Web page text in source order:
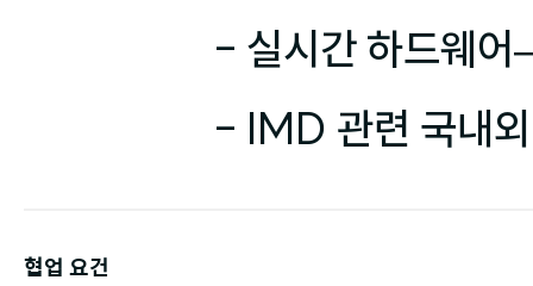
- 실시간 하드웨어
- IMD 관련 국내
협업 요건